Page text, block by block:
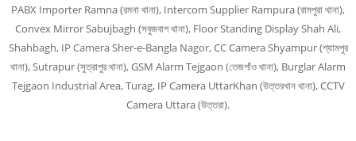
PABX Importer Ramna (রমনা থানা), Intercom Supplier Rampura (রামপুরা থানা),
Convex Mirror Sabujbagh (সবুজবাগ থানা), Floor Standing Display Shah Ali,
Shahbagh, IP Camera Sher-e-Bangla Nagor, CC Camera Shyampur (শ্যামপুর
থানা), Sutrapur (সুত্রাপুর থানা), GSM Alarm Tejgaon (তেজগাঁও থানা), Burglar Alarm
Tejgaon Industrial Area, Turag, IP Camera UttarKhan (উত্তরখান থানা), CCTV
Camera Uttara (উত্তরা).